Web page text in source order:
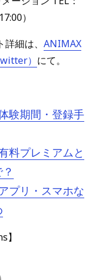
）
細は、 ANIMAX
） にて。
験期間・登録手
料プレミアムと
プリ・スマホな